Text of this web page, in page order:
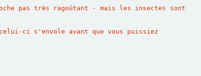
pas très ragoûtant - mais les insectes sont
ci s'envole avant que vous puissiez